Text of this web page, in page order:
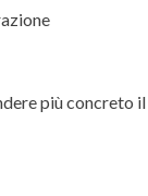
più concreto il